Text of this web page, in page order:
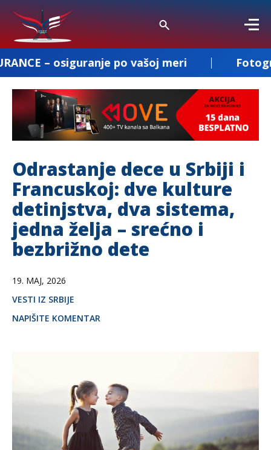
po vašoj meri Fotografisanje i
Odrastanje dece u Srbiji i
Francuskoj: dve kulture
detinjstva, dva sistema,
jedna želja – srećno i
bezbrižno dete
19. MAJ, 2026
VESTI IZ SRBIJE
NAPIŠITE KOMENTAR